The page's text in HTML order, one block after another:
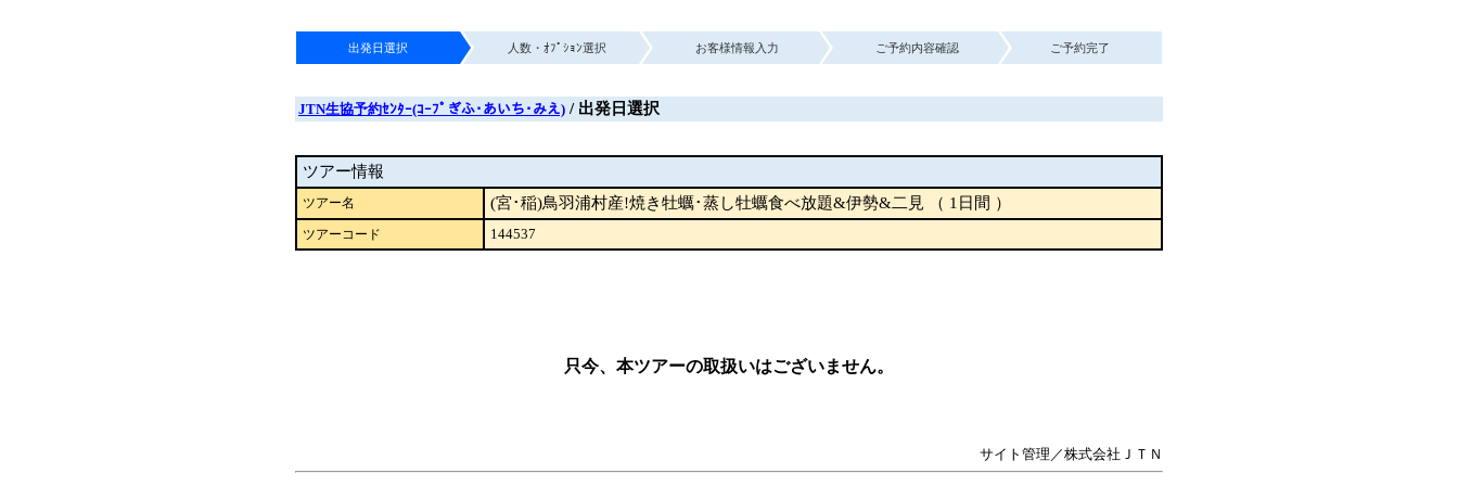
出発日選択 人数・ｵﾌﾟｼｮﾝ選択 お客様情報入力 ご予約内容確認 ご予約完了
JTN生協予約ｾﾝﾀｰ(ｺｰﾌﾟぎふ･あいち･みえ) / 出発日選択
ツアー情報
ツアー名 (宮･稲)鳥羽浦村産!焼き牡蠣･蒸し牡蠣食べ放題&伊勢&二見 （ 1日間 ）
ツアーコード 144537
只今、本ツアーの取扱いはございません。
サイト管理／株式会社ＪＴＮ